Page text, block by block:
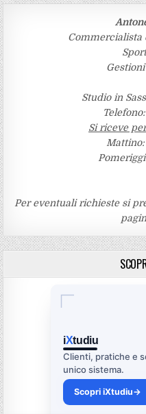
Commercialista
Studio in
Si riceve
Per eventuali richieste si
iXtudiu
Clienti, pratiche e
unico sistema.
Scopri iXtudiu→